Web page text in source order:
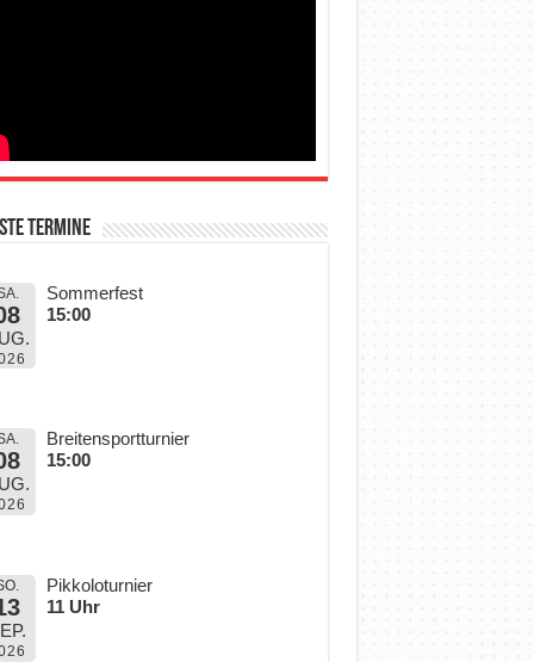
Termine
Sommerfest
15:00
Breitensportturnier
15:00
Pikkoloturnier
11 Uhr